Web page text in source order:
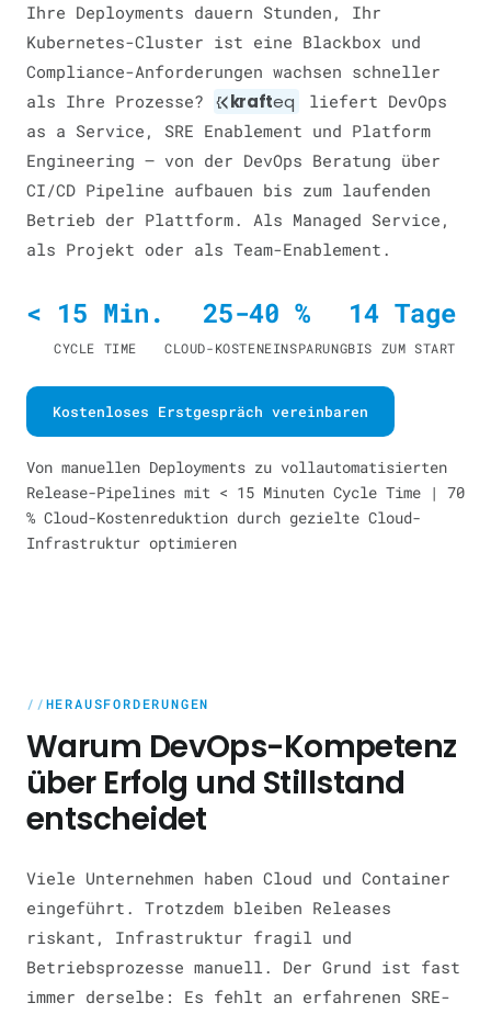
Ihre Deployments dauern Stunden, Ihr
Kubernetes-Cluster ist eine Blackbox und
Compliance-Anforderungen wachsen schneller
als Ihre Prozesse?
krafteq
liefert DevOps
as a Service, SRE Enablement und Platform
Engineering — von der DevOps Beratung über
CI/CD Pipeline aufbauen bis zum laufenden
Betrieb der Plattform. Als Managed Service,
als Projekt oder als Team-Enablement.
< 15 Min.
CYCLE TIME
25-40 %
CLOUD-KOSTENEINSPARUNG
14 Tage
BIS ZUM START
Kostenloses Erstgespräch vereinbaren
Von manuellen Deployments zu vollautomatisierten
Release-Pipelines mit < 15 Minuten Cycle Time | 70
% Cloud-Kostenreduktion durch gezielte Cloud-
Infrastruktur optimieren
HERAUSFORDERUNGEN
Warum DevOps-Kompetenz
über Erfolg und Stillstand
entscheidet
Viele Unternehmen haben Cloud und Container
eingeführt. Trotzdem bleiben Releases
riskant, Infrastruktur fragil und
Betriebsprozesse manuell. Der Grund ist fast
immer derselbe: Es fehlt an erfahrenen SRE-